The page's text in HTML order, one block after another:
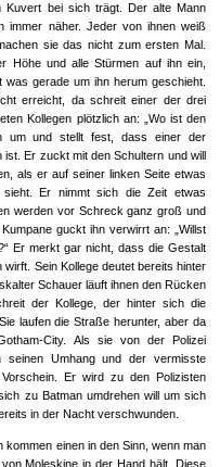
Kuvert bei sich trägt. Der alte Mann
immer näher. Jeder von ihnen weiß
sie das nicht zum ersten Mal.
Höhe und alle Stürmen auf ihn ein,
gerade um ihn herum geschieht.
erreicht, da schreit einer der drei
Kollegen plötzlich an: „Wo ist den
um und stellt fest, dass einer der
Er zuckt mit den Schultern und will
als er auf seiner linken Seite etwas
sieht. Er nimmt sich die Zeit etwas
werden vor Schreck ganz groß und
guckt ihn verwirrt an: „Willst
Er merkt gar nicht, dass die Gestalt
Sein Kollege deutet bereits hinter
Schauer läuft ihnen den Rücken
der Kollege, der hinter sich die
laufen die Straße herunter, aber da
City. Als sie von der Polizei
seinen Umhang und der vermisste
Er wird zu den Polizisten
zu Batman umdrehen will um sich
in der Nacht verschwunden.
einen in den Sinn, wenn man
Moleskine in der Hand hält. Diese